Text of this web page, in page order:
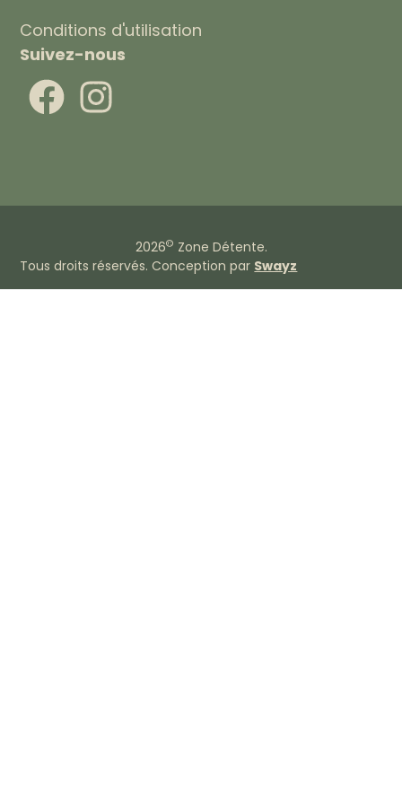
Conditions d'utilisation
Suivez-nous
2026© Zone Détente.
Tous droits réservés. Conception par Swayz